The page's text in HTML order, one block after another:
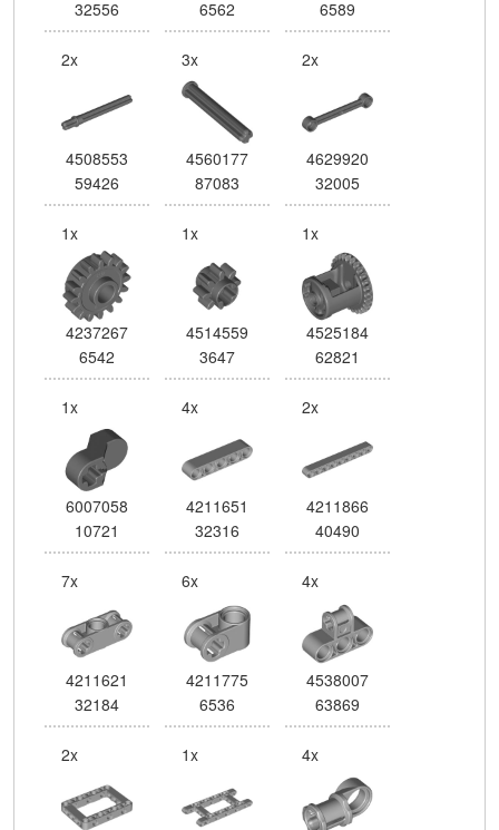
32556
6562
6589
2x
4508553
59426
3x
4560177
87083
2x
4629920
32005
1x
4237267
6542
1x
4514559
3647
1x
4525184
62821
1x
6007058
10721
4x
4211651
32316
2x
4211866
40490
7x
4211621
32184
6x
4211775
6536
4x
4538007
63869
2x 1x 4x